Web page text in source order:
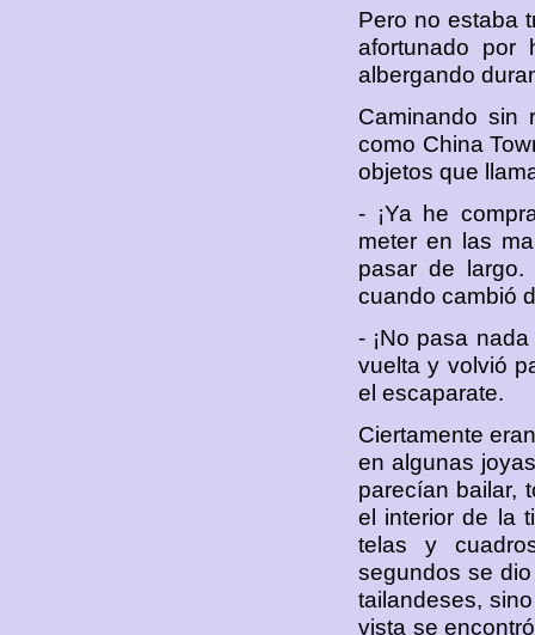
Pero no estaba
afortunado por
albergando
Caminando sin
como China
objetos que
- ¡Ya he
meter en las
pasar de largo.
cuando cambió
- ¡No pasa
vuelta y volvió
el escaparate.
Ciertamente
en algunas
parecían bailar,
el interior de la
telas y
segundos se
tailandeses,
vista se